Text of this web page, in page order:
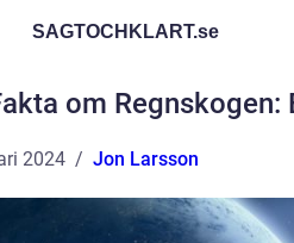
SAGTOCHKLART.se
om Regnskogen:
2024 Jon Larsson